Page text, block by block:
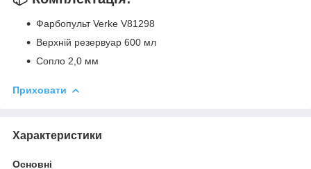
Фарбопульт Verke V81298
Верхній резервуар 600 мл
Сопло 2,0 мм
Приховати
Характеристики
Основні